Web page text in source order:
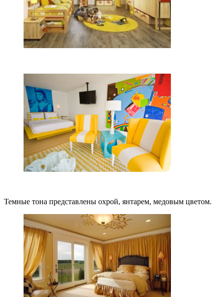
Темные тона представлены охрой, янтарем, медовым цветом.